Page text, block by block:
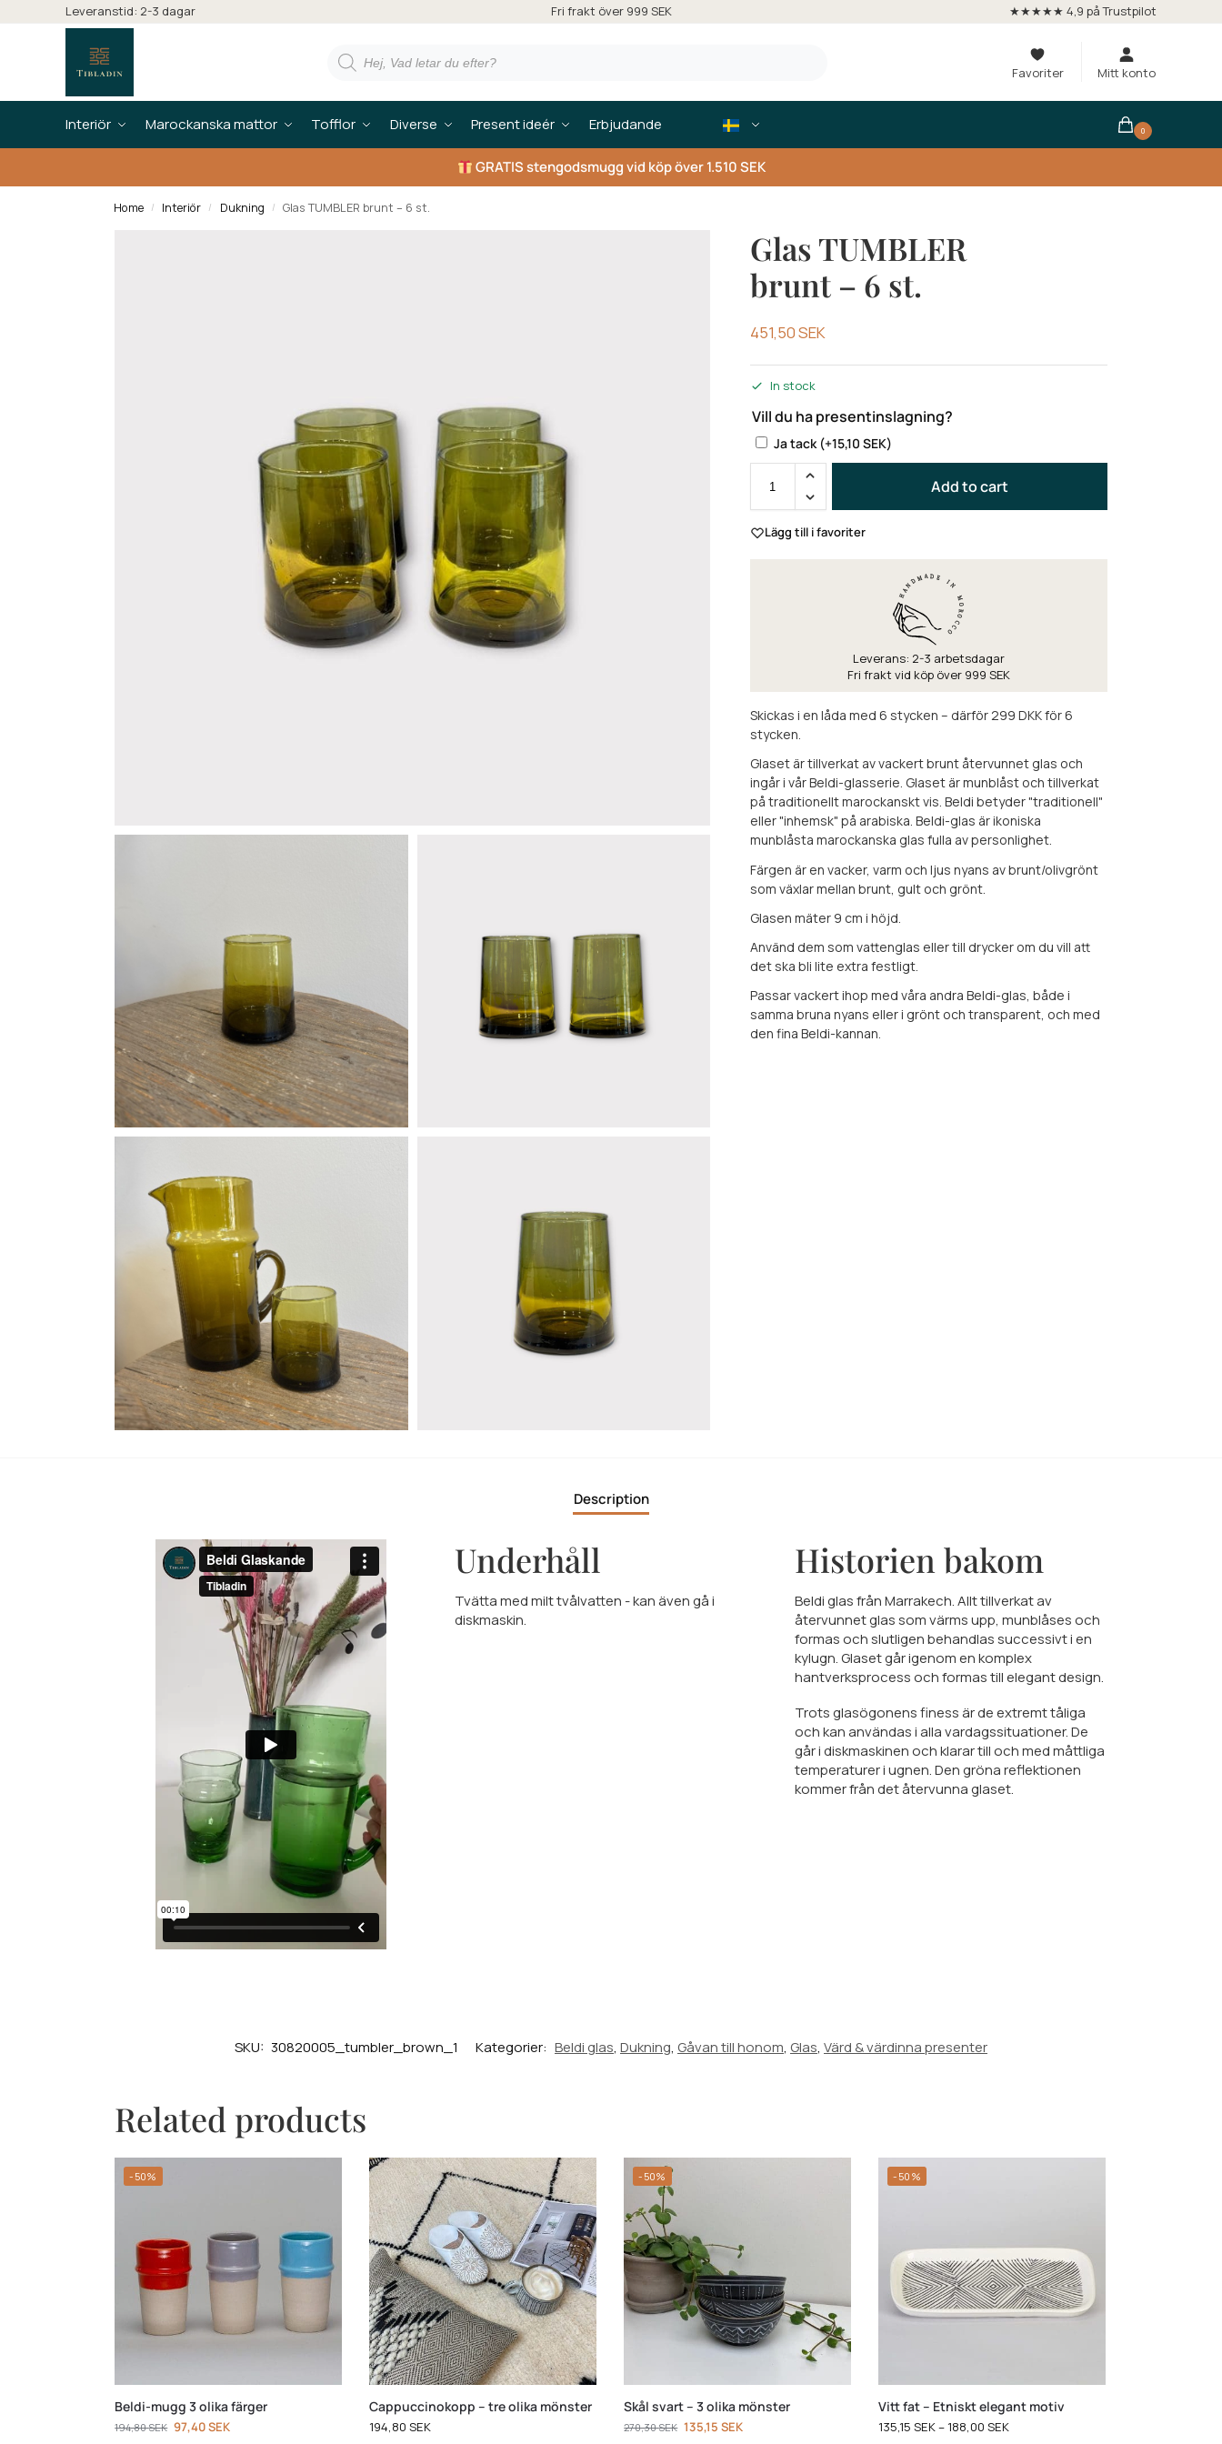
Leveranstid: 2-3 dagar Fri frakt över 999 SEK ★★★★★ 4,9 på Trustpilot
Favoriter Mitt konto
Interiör Marockanska mattor Tofflor Diverse Present ideér Erbjudande 0
GRATIS stengodsmugg vid köp över 1.510 SEK
Home / Interiör / Dukning / Glas TUMBLER brunt – 6 st.
Glas TUMBLER
brunt – 6 st.
451,50SEK
In stock
Vill du ha presentinslagning?
Ja tack (+15,10 SEK)
Add to cart
Lägg till i favoriter
Leverans: 2-3 arbetsdagar
Fri frakt vid köp över 999 SEK
Skickas i en låda med 6 stycken – därför 299 DKK för 6
stycken.
Glaset är tillverkat av vackert brunt återvunnet glas och
ingår i vår Beldi-glasserie. Glaset är munblåst och tillverkat
på traditionellt marockanskt vis. Beldi betyder "traditionell"
eller "inhemsk" på arabiska. Beldi-glas är ikoniska
munblåsta marockanska glas fulla av personlighet.
Färgen är en vacker, varm och ljus nyans av brunt/olivgrönt
som växlar mellan brunt, gult och grönt.
Glasen mäter 9 cm i höjd.
Använd dem som vattenglas eller till drycker om du vill att
det ska bli lite extra festligt.
Passar vackert ihop med våra andra Beldi-glas, både i
samma bruna nyans eller i grönt och transparent, och med
den fina Beldi-kannan.
Description
Underhåll
Tvätta med milt tvålvatten - kan även gå i
diskmaskin.
Historien bakom
Beldi glas från Marrakech. Allt tillverkat av
återvunnet glas som värms upp, munblåses och
formas och slutligen behandlas successivt i en
kylugn. Glaset går igenom en komplex
hantverksprocess och formas till elegant design.
Trots glasögonens finess är de extremt tåliga
och kan användas i alla vardagssituationer. De
går i diskmaskinen och klarar till och med måttliga
temperaturer i ugnen. Den gröna reflektionen
kommer från det återvunna glaset.
SKU: 30820005_tumbler_brown_1 Kategorier: Beldi glas, Dukning, Gåvan till honom, Glas, Värd & värdinna presenter
Related products
-50%
Beldi-mugg 3 olika färger
194,80SEK 97,40SEK
Cappuccinokopp – tre olika mönster
194,80SEK
-50%
Skål svart – 3 olika mönster
270,30SEK 135,15SEK
-50%
Vitt fat – Etniskt elegant motiv
135,15SEK– 188,00SEK